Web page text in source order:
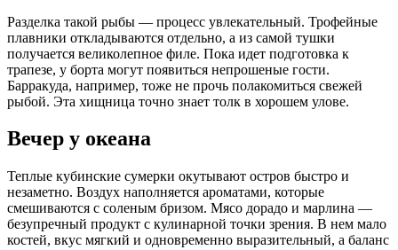
Разделка такой рыбы — процесс увлекательный. Трофейные
плавники откладываются отдельно, а из самой тушки
получается великолепное филе. Пока идет подготовка к
трапезе, у борта могут появиться непрошеные гости.
Барракуда, например, тоже не прочь полакомиться свежей
рыбой. Эта хищница точно знает толк в хорошем улове.
Вечер у океана
Теплые кубинские сумерки окутывают остров быстро и
незаметно. Воздух наполняется ароматами, которые
смешиваются с соленым бризом. Мясо дорадо и марлина —
безупречный продукт с кулинарной точки зрения. В нем мало
костей, вкус мягкий и одновременно выразительный, а баланс